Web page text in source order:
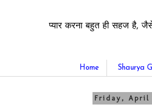
प्यार करना बहुत ही सहज है,
Home Shaurya
Friday, April